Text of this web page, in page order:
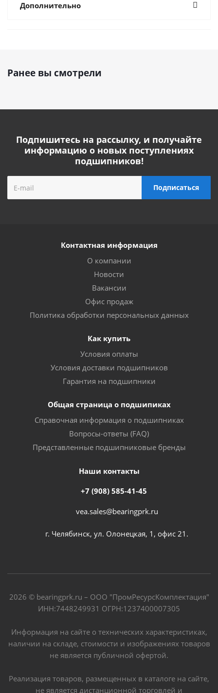
Дополнительно
Ранее вы смотрели
Подпишитесь на рассылку, и получайте
информацию о новых поступлениях
подшипников!
Контактная информация
О компании
Новости
Вакансии
Офис продаж
Политика обработки персональных данных
Как купить
Условия оплаты
Условия доставки подшипников
Гарантия на подшипники
Общая страница о подшипиках
Справочная информация о подшипниках
Вопросы-ответы (FAQ)
Представленные подшипниковые бренды
Наши контакты
+7 (908) 585-41-45
vea.sales@bearingprk.ru
г. Челябинск, ул. Олонецкая, 1, офис 21.
2026 © bearingprk.ru – ООО "ПромРесурсКомплектация"
ИНН:7448249931 ОГРН:1237400007305
Информация на сайте о технических характеристиках,
наличии на складе, стоимости и изображениях товаров
не является публичной офертой.
Реализация товаров, размещенных в каталоге на сайте,
не является дистанционной торговлей и